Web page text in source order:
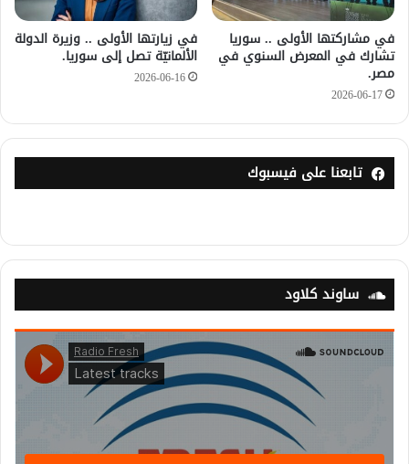
في مشاركتها الأولى .. سوريا
تشارك في المعرض السنوي في
مصر.
2026-06-17
في زيارتها الأولى .. وزيرة الدولة
الألمانيّة تصل إلى سوريا.
2026-06-16
تابعنا على فيسبوك
ساوند كلاود